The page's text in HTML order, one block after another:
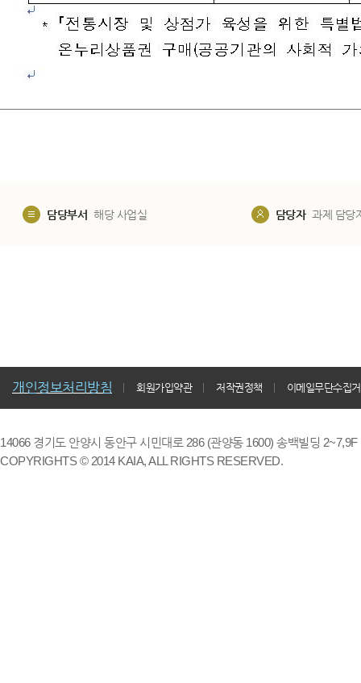
담당부서 해당 사업실 담당자 과제 담당
개인정보처리방침 회원가입약관 저작권정책 이메일무단수집
14066 경기도 안양시 동안구 시민대로 286 (관양동 1600) 송백빌딩
COPYRIGHTS © 2014 KAIA, ALL RIGHTS RESERVED.